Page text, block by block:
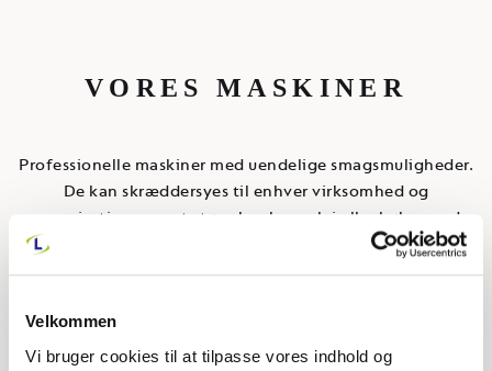
Velkommen
Vi bruger cookies til at tilpasse vores indhold og
VORES MASKINER
Professionelle maskiner med uendelige smagsmuligheder.
De kan skræddersyes til enhver virksomhed og
organisation uanset størrelse, lease, lej eller køb – med